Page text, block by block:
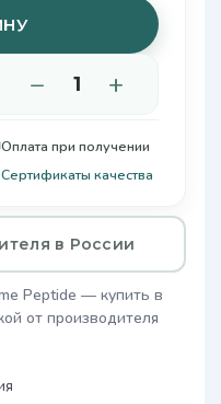
− +
Оплата при получении
Сертификаты качества
в России
Peptide — купить в
от производителя